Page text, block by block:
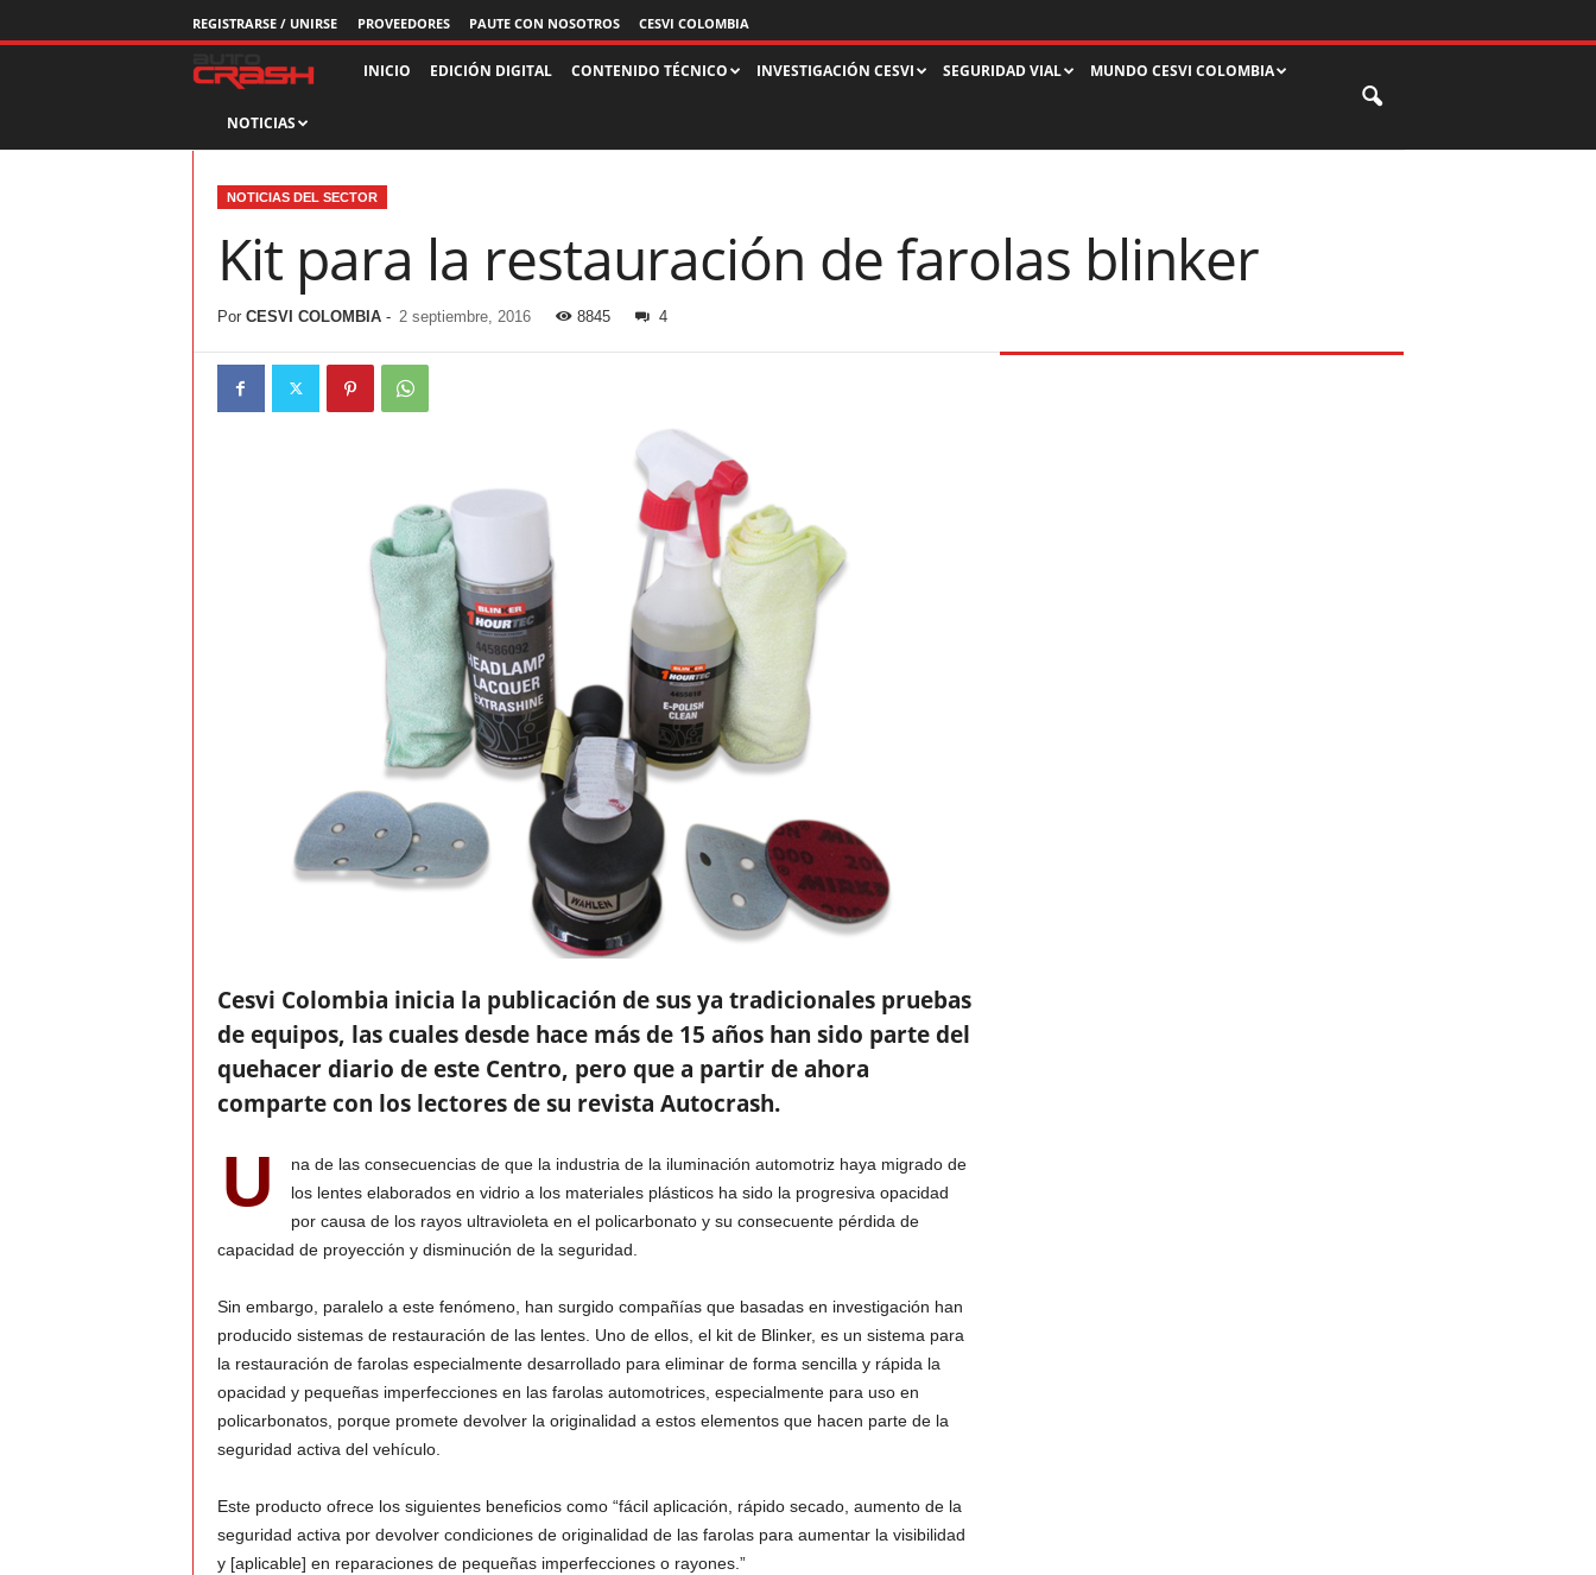
REGISTRARSE / UNIRSE PROVEEDORES PAUTE CON NOSOTROS CESVI COLOMBIA
s
a
e
s
v
i
C
m
i
INICIO EDICIÓN DIGITAL CONTENIDO TÉCNICO INVESTIGACIÓN CESVI SEGURIDAD VIAL MUNDO CESVI COLOMBIA
NOTICIAS
NOTICIAS DEL SECTOR
Kit para la restauración de farolas blinker
Por CESVI COLOMBIA- 2 septiembre, 2016 8845 4
Cesvi Colombia inicia la publicación de sus ya tradicionales pruebas
de equipos, las cuales desde hace más de 15 años han sido parte del
quehacer diario de este Centro, pero que a partir de ahora
comparte con los lectores de su revista Autocrash.
U na de las consecuencias de que la industria de la iluminación automotriz haya migrado de
los lentes elaborados en vidrio a los materiales plásticos ha sido la progresiva opacidad
por causa de los rayos ultravioleta en el policarbonato y su consecuente pérdida de
capacidad de proyección y disminución de la seguridad.
Sin embargo, paralelo a este fenómeno, han surgido compañías que basadas en investigación han
producido sistemas de restauración de las lentes. Uno de ellos, el kit de Blinker, es un sistema para
la restauración de farolas especialmente desarrollado para eliminar de forma sencilla y rápida la
opacidad y pequeñas imperfecciones en las farolas automotrices, especialmente para uso en
policarbonatos, porque promete devolver la originalidad a estos elementos que hacen parte de la
seguridad activa del vehículo.
Este producto ofrece los siguientes beneficios como “fácil aplicación, rápido secado, aumento de la
seguridad activa por devolver condiciones de originalidad de las farolas para aumentar la visibilidad
y [aplicable] en reparaciones de pequeñas imperfecciones o rayones.”